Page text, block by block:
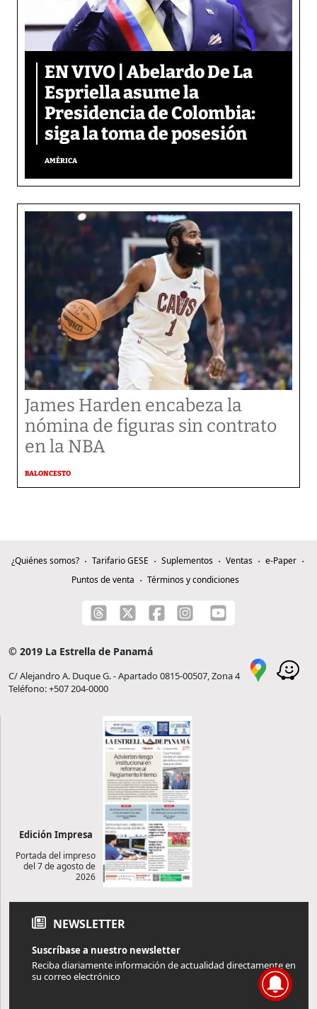
EN VIVO | Abelardo De La
Espriella asume la
Presidencia de Colombia:
siga la toma de posesión
AMÉRICA
James Harden encabeza la
nómina de figuras sin contrato
en la NBA
BALONCESTO
¿Quiénes somos? Tarifario GESE Suplementos Ventas
e-Paper
Puntos de venta
Términos y condiciones
© 2019 La Estrella de Panamá
C/ Alejandro A. Duque G. - Apartado 0815-00507, Zona 4
Teléfono: +507 204-0000
Edición Impresa
Portada del impreso
del 7 de agosto de
2026
NEWSLETTER
Suscríbase a nuestro newsletter
Reciba diariamente información de actualidad directamente en
su correo electrónico